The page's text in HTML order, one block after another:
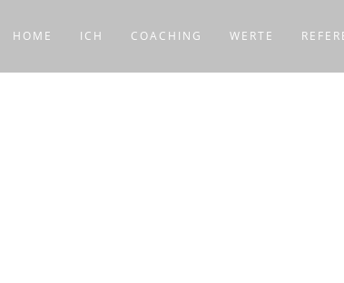
HOME ICH COACHING WERTE